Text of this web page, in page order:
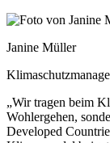
Janine Müller
„Wir tragen beim
Wohlergehen,
Developed